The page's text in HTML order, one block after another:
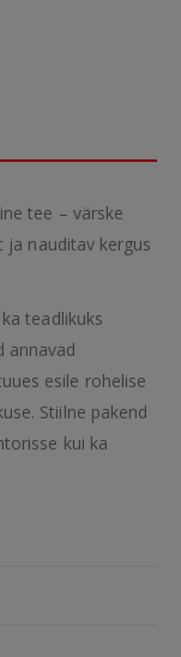
tee – värske
ja nauditav kergus
teadlikuks
annavad
esile rohelise
Stiilne pakend
kui ka